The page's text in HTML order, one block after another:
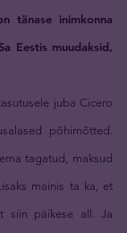
tänase inimkonna
Eestis muudaksid,
juba Cicero
põhimõtted.
tagatud, maksud
mainis ta ka, et
siin päikese all. Ja